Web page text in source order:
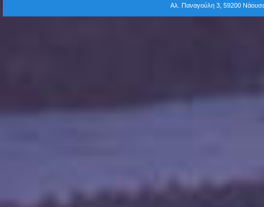
Αλ. Παναγούλη 3, 59200